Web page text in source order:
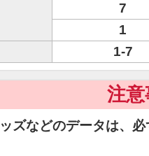
7
1
1-7
注
ズなどのデータは、